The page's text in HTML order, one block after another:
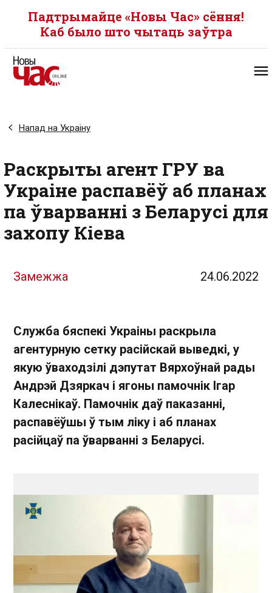
Падтрымайце «Новы Час» сёння!
Каб было што чытаць заўтра
Напад на Украіну
Раскрыты агент ГРУ ва
Украіне распавёў аб планах
па ўварванні з Беларусі для
захопу Кіева
Замежжа 24.06.2022
Служба бяспекі Украіны раскрыла
агентурную сетку расійскай выведкі, у
якую ўваходзілі дэпутат Вярхоўнай рады
Андрэй Дзяркач і ягоны памочнік Ігар
Калеснікаў. Памочнік даў паказанні,
распавёўшы ў тым ліку і аб планах
расійцаў па ўварванні з Беларусі.